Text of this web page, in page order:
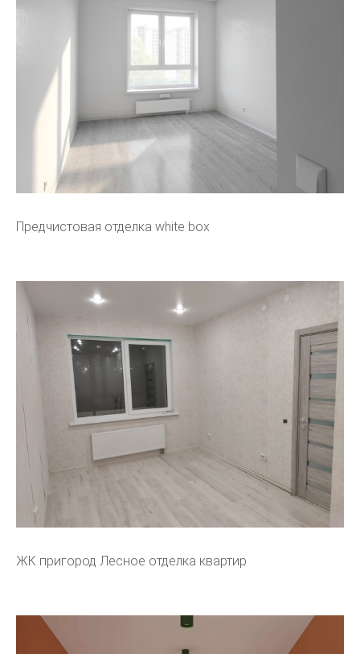
Предчистовая отделка white box
ЖК пригород Лесное отделка квартир